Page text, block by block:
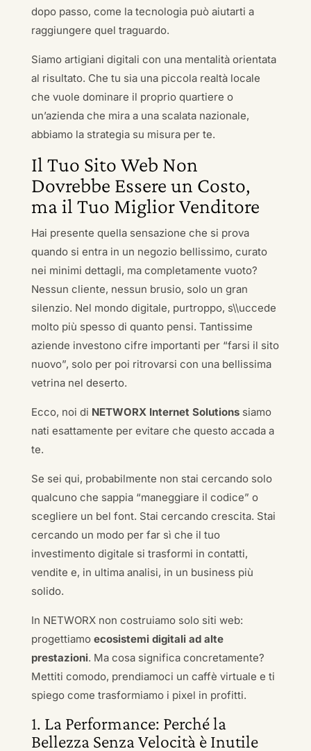
dopo passo, come la tecnologia può aiutarti a
raggiungere quel traguardo.
Siamo artigiani digitali con una mentalità orientata
al risultato. Che tu sia una piccola realtà locale
che vuole dominare il proprio quartiere o
un’azienda che mira a una scalata nazionale,
abbiamo la strategia su misura per te.
Il Tuo Sito Web Non
Dovrebbe Essere un Costo,
ma il Tuo Miglior Venditore
Hai presente quella sensazione che si prova
quando si entra in un negozio bellissimo, curato
nei minimi dettagli, ma completamente vuoto?
Nessun cliente, nessun brusio, solo un gran
silenzio. Nel mondo digitale, purtroppo, s\\uccede
molto più spesso di quanto pensi. Tantissime
aziende investono cifre importanti per “farsi il sito
nuovo”, solo per poi ritrovarsi con una bellissima
vetrina nel deserto.
Ecco, noi di NETWORX Internet Solutionssiamo
nati esattamente per evitare che questo accada a
te.
Se sei qui, probabilmente non stai cercando solo
qualcuno che sappia “maneggiare il codice” o
scegliere un bel font. Stai cercando crescita. Stai
cercando un modo per far sì che il tuo
investimento digitale si trasformi in contatti,
vendite e, in ultima analisi, in un business più
solido.
In NETWORX non costruiamo solo siti web:
progettiamo ecosistemi digitali ad alte
prestazioni. Ma cosa significa concretamente?
Mettiti comodo, prendiamoci un caffè virtuale e ti
spiego come trasformiamo i pixel in profitti.
1. La Performance: Perché la
Bellezza Senza Velocità è Inutile